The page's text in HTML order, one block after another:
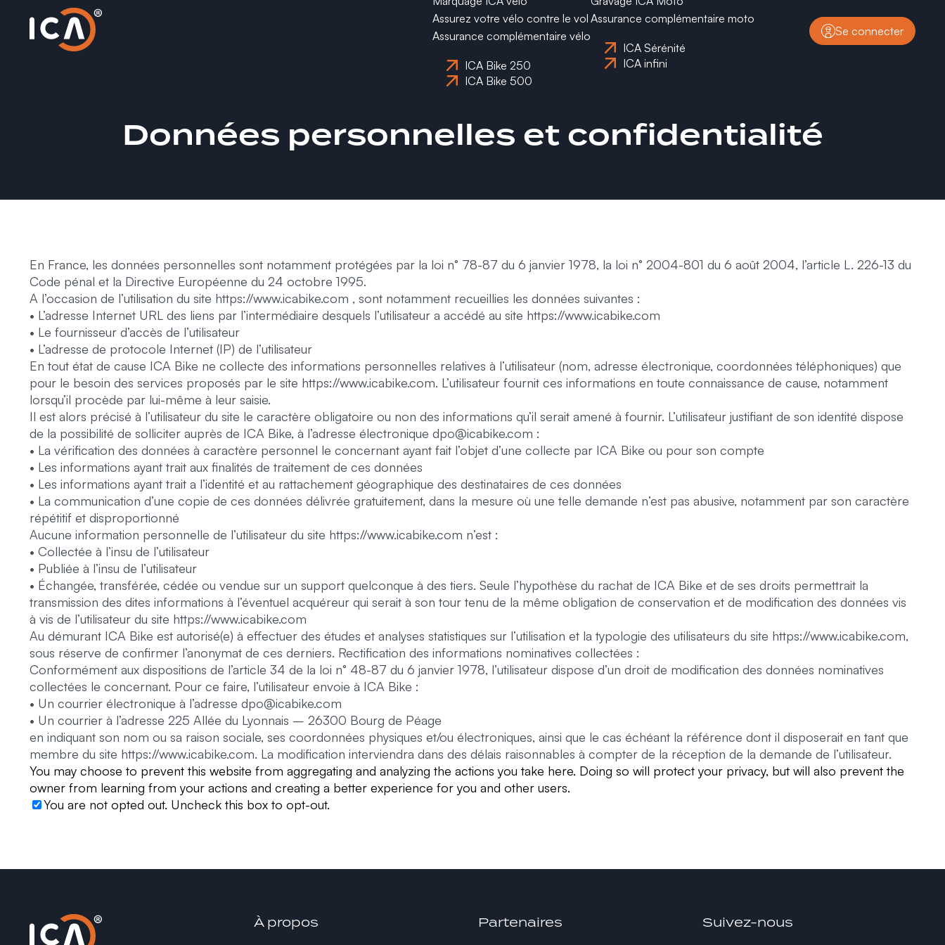
Assurez votre vélo contre le vol
Assurance complémentaire vélo
ICA Bike 250
ICA Bike 500
Assurance complémentaire moto
ICA Sérénité
ICA infini
Se connecter
Données personnelles et confidentialité
En France, les données personnelles sont notamment protégées par la loi n° 78-87 du 6 janvier 1978, la loi n° 2004-801 du 6 août 2004, l’article L. 226-13 du
Code pénal et la Directive Européenne du 24 octobre 1995.
A l’occasion de l’utilisation du site https://www.icabike.com , sont notamment recueillies les données suivantes :
• L’adresse Internet URL des liens par l’intermédiaire desquels l’utilisateur a accédé au site https://www.icabike.com
• Le fournisseur d’accès de l’utilisateur
• L’adresse de protocole Internet (IP) de l’utilisateur
En tout état de cause ICA Bike ne collecte des informations personnelles relatives à l’utilisateur (nom, adresse électronique, coordonnées téléphoniques) que
pour le besoin des services proposés par le site https://www.icabike.com. L’utilisateur fournit ces informations en toute connaissance de cause, notamment
lorsqu’il procède par lui-même à leur saisie.
Il est alors précisé à l’utilisateur du site le caractère obligatoire ou non des informations qu’il serait amené à fournir. L’utilisateur justifiant de son identité dispose
de la possibilité de solliciter auprès de ICA Bike, à l’adresse électronique dpo@icabike.com :
• La vérification des données à caractère personnel le concernant ayant fait l’objet d’une collecte par ICA Bike ou pour son compte
• Les informations ayant trait aux finalités de traitement de ces données
• Les informations ayant trait a l’identité et au rattachement géographique des destinataires de ces données
• La communication d’une copie de ces données délivrée gratuitement, dans la mesure où une telle demande n’est pas abusive, notamment par son caractère
répétitif et disproportionné
Aucune information personnelle de l’utilisateur du site https://www.icabike.com n’est :
• Collectée à l’insu de l’utilisateur
• Publiée à l’insu de l’utilisateur
• Échangée, transférée, cédée ou vendue sur un support quelconque à des tiers. Seule l’hypothèse du rachat de ICA Bike et de ses droits permettrait la
transmission des dites informations à l’éventuel acquéreur qui serait à son tour tenu de la même obligation de conservation et de modification des données vis
à vis de l’utilisateur du site https://www.icabike.com
Au démurant ICA Bike est autorisé(e) à effectuer des études et analyses statistiques sur l’utilisation et la typologie des utilisateurs du site https://www.icabike.com,
sous réserve de confirmer l’anonymat de ces derniers. Rectification des informations nominatives collectées :
Conformément aux dispositions de l’article 34 de la loi n° 48-87 du 6 janvier 1978, l’utilisateur dispose d’un droit de modification des données nominatives
collectées le concernant. Pour ce faire, l’utilisateur envoie à ICA Bike :
• Un courrier électronique à l’adresse dpo@icabike.com
• Un courrier à l’adresse 225 Allée du Lyonnais – 26300 Bourg de Péage
en indiquant son nom ou sa raison sociale, ses coordonnées physiques et/ou électroniques, ainsi que le cas échéant la référence dont il disposerait en tant que
membre du site https://www.icabike.com. La modification interviendra dans des délais raisonnables à compter de la réception de la demande de l’utilisateur.
You may choose to prevent this website from aggregating and analyzing the actions you take here. Doing so will protect your privacy, but will also prevent the
owner from learning from your actions and creating a better experience for you and other users.
You are not opted out. Uncheck this box to opt-out.
À propos Partenaires Suivez-nous